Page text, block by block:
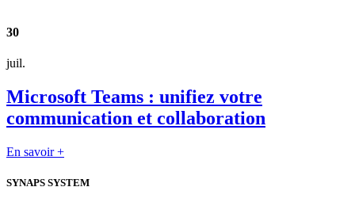
30
juil.
Microsoft Teams : unifiez votre
communication et collaboration
En savoir +
SYNAPS SYSTEM